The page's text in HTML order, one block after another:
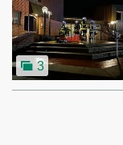
3